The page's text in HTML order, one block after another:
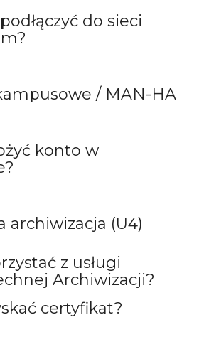
do sieci
/ MAN-HA
konto w
archiwizacja (U4)
z usługi
Archiwizacji?
certyfikat?